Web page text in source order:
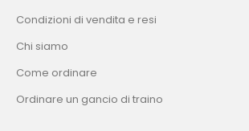
Condizioni di vendita e resi
Chi siamo
Come ordinare
Ordinare un gancio di traino